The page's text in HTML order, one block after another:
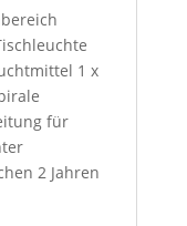
1 x
für
2 Jahren